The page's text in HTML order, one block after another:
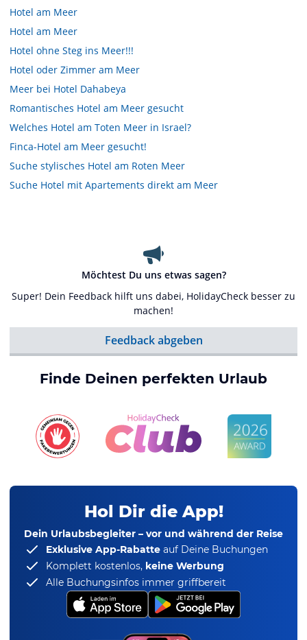
Hotel am Meer
Hotel am Meer
Hotel ohne Steg ins Meer!!!
Hotel oder Zimmer am Meer
Meer bei Hotel Dahabeya
Romantisches Hotel am Meer gesucht
Welches Hotel am Toten Meer in Israel?
Finca-Hotel am Meer gesucht!
Suche stylisches Hotel am Roten Meer
Suche Hotel mit Apartements direkt am Meer
Möchtest Du uns etwas sagen?
Super! Dein Feedback hilft uns dabei, HolidayCheck besser zu
machen!
Feedback abgeben
Finde Deinen perfekten Urlaub
Hol Dir die App!
Dein Urlaubsbegleiter – vor und während der Reise
Exklusive App-Rabatte auf Deine Buchungen
Komplett kostenlos, keine Werbung
Alle Buchungsinfos immer griffbereit